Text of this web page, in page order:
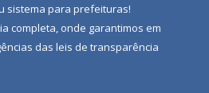
sistema para prefeituras!
completa, onde garantimos em
das leis de transparência